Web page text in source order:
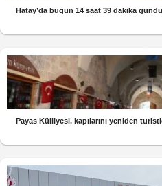
Hatay’da bugün 14 saat 39 dakika
Payas Külliyesi, kapılarını yeniden